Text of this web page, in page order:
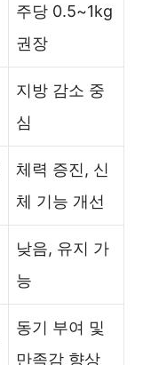
주당 0.5~1kg
권장
지방 감소 중
심
체력 증진, 신
체 기능 개선
낮음, 유지 가
능
동기 부여 및
만족감 향상